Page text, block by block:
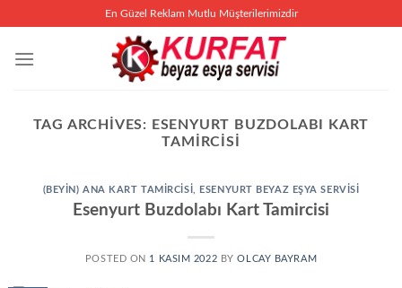
En Güzel Reklam Mutlu Müşterilerimizdir
TAG ARCHIVES:
ESENYURT BUZDOLABI KART
TAMIRCISI
(BEYIN) ANA KART TAMIRCISI ESENYURT BEYAZ EŞYA SERVISI
Esenyurt Buzdolabı Kart Tamircisi
POSTED ON 1 KASIM 2022 BYOLCAY BAYRAM